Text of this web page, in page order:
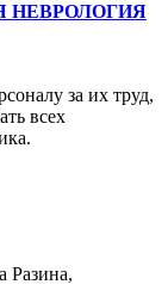
НЕВРОЛОГИЯ
за их труд,
всех
Разина,